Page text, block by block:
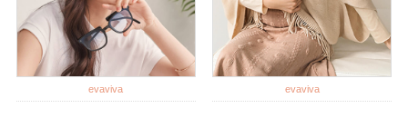
evaviva evaviva